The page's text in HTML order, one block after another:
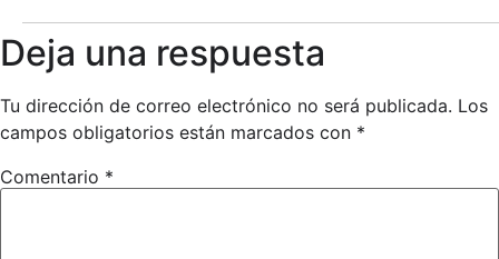
Deja una respuesta
Tu dirección de correo electrónico no será publicada. Los
campos obligatorios están marcados con *
Comentario *